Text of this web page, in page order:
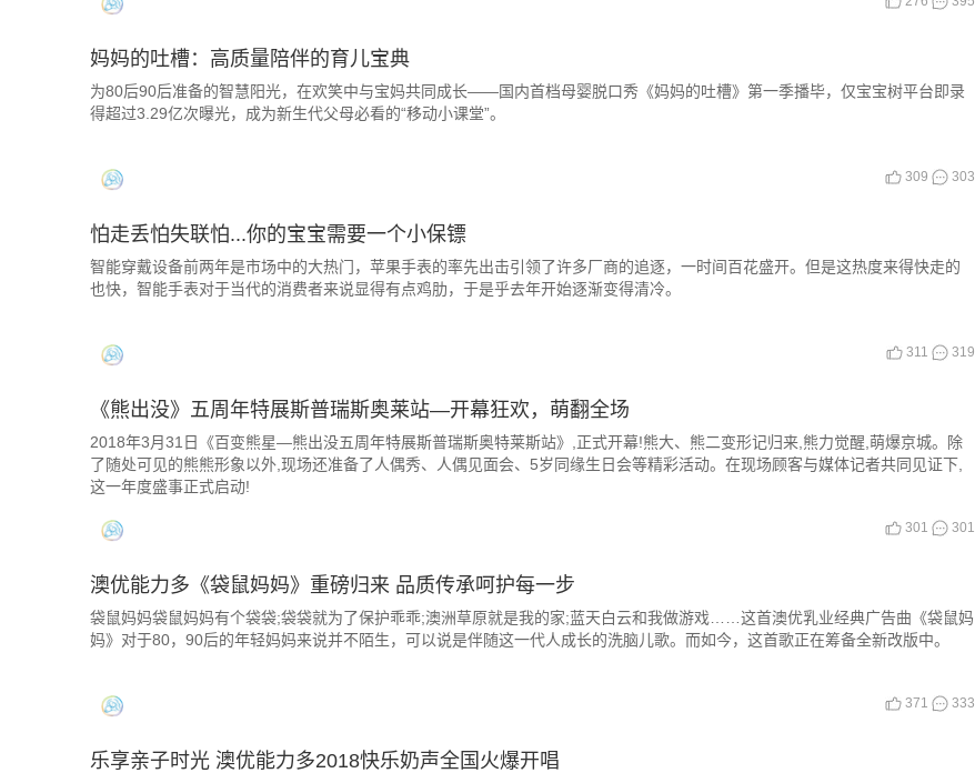
妈妈的吐槽：高质量陪伴的育儿宝典
为80后90后准备的智慧阳光，在欢笑中与宝妈共同成长——国内首档母婴脱口秀《妈妈的吐槽》第一季播毕，仅宝宝树平台即录
得超过3.29亿次曝光，成为新生代父母必看的“移动小课堂”。
309 303
怕走丢怕失联怕...你的宝宝需要一个小保镖
智能穿戴设备前两年是市场中的大热门，苹果手表的率先出击引领了许多厂商的追逐，一时间百花盛开。但是这热度来得快走的
也快，智能手表对于当代的消费者来说显得有点鸡肋，于是乎去年开始逐渐变得清冷。
311 319
《熊出没》五周年特展斯普瑞斯奥莱站—开幕狂欢，萌翻全场
2018年3月31日《百变熊星—熊出没五周年特展斯普瑞斯奥特莱斯站》,正式开幕!熊大、熊二变形记归来,熊力觉醒,萌爆京城。除
了随处可见的熊熊形象以外,现场还准备了人偶秀、人偶见面会、5岁同缘生日会等精彩活动。在现场顾客与媒体记者共同见证下,
这一年度盛事正式启动!
301 301
澳优能力多《袋鼠妈妈》重磅归来 品质传承呵护每一步
袋鼠妈妈袋鼠妈妈有个袋袋;袋袋就为了保护乖乖;澳洲草原就是我的家;蓝天白云和我做游戏……这首澳优乳业经典广告曲《袋鼠妈
妈》对于80，90后的年轻妈妈来说并不陌生，可以说是伴随这一代人成长的洗脑儿歌。而如今，这首歌正在筹备全新改版中。
371 333
乐享亲子时光 澳优能力多2018快乐奶声全国火爆开唱